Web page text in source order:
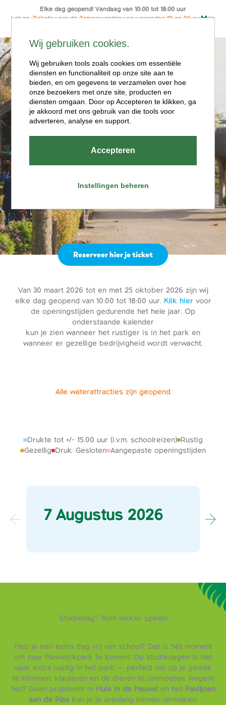
Elke dag geopend! Vandaag van 10:00 tot 18:00 uur
Let op: Tickets voor de Zomeravonden van woensdag 12 en 26 aug zijn
Ga
naar
de
inhoud
Openingstijde
n
Van 30 maart 2026 tot en met 25 oktober 2026 zijn wij
elke dag geopend van 10:00 tot 18:00 uur. Klik hiervoor
de openingstijden gedurende het hele jaar. Op
onderstaande kalender
kun je zien wanneer het rustiger is in het park en
wanneer er gezellige bedrijvigheid wordt verwacht.
Reserveer hier je ticket
Alle waterattracties zijn geopend
Aangepaste openingstijden
Druk
Drukte tot +/- 15.00 uur (i.v.m. schoolreizen)
Gesloten
Gezellig
Rustig
7 Augustus 2026
Studiedag? Kom lekker spelen
Heb je een extra dag vrij van school? Dat is hét moment
om naar Plaswijckpark te komen! Op studiedagen is het
vaak extra rustig in het park — perfect om op je gemak
te klimmen, klauteren en de dieren te ontmoeten. Regent
het? Geen probleem! In Huis in de Heuvelen het Paviljoen
aan de Plaskun je je úrenlang binnen vermaken.
Wij gebruiken cookies.
Wij gebruiken tools zoals cookies om essentiële
diensten en functionaliteit op onze site aan te
bieden, en om gegevens te verzamelen over hoe
onze bezoekers met onze site, producten en
diensten omgaan. Door op Accepteren te klikken, ga
je akkoord met ons gebruik van die tools voor
adverteren, analyse en support.
Accepteren
Instellingen beheren